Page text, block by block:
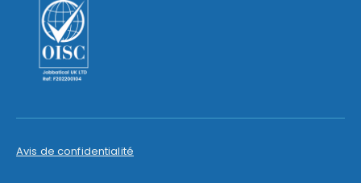
Avis de confidentialité